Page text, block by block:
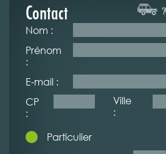
Contact
Nom :
Prénom
:
E-mail :
CP
:
Ville
:
Particulier